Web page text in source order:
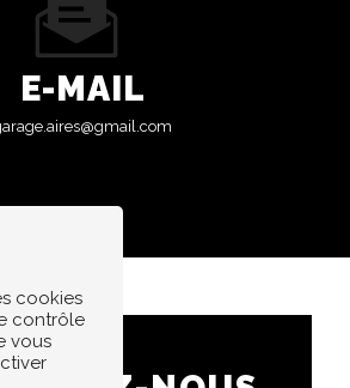
E-MAIL
cookies
contrôle
vous